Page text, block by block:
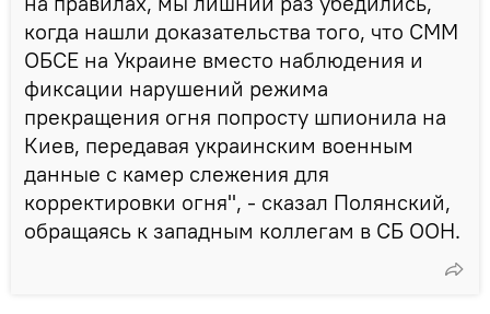
когда нашли доказательства того, что СММ
ОБСЕ на Украине вместо наблюдения и
фиксации нарушений режима
прекращения огня попросту шпионила на
Киев, передавая украинским военным
данные с камер слежения для
корректировки огня", - сказал Полянский,
обращаясь к западным коллегам в СБ ООН.